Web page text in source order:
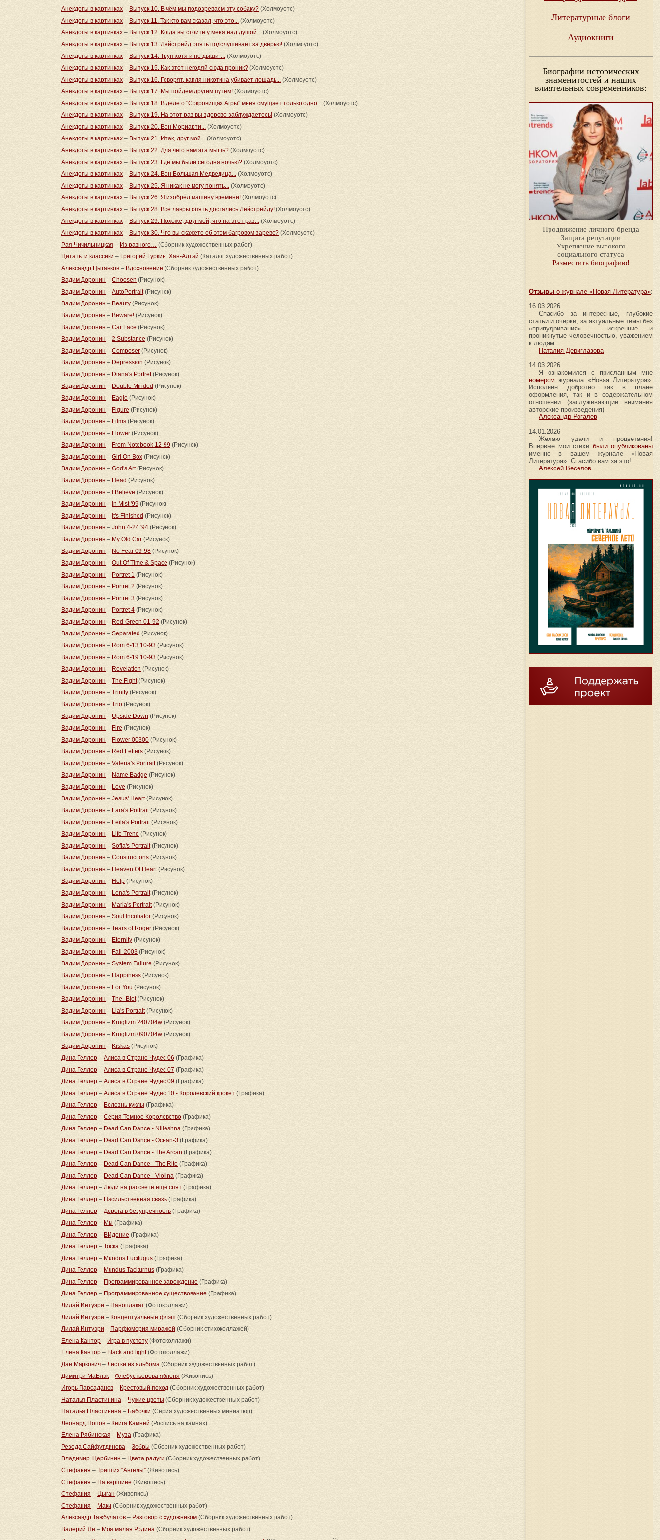
Анекдоты в картинках – Выпуск 10. В чём мы подозреваем эту собаку? (Холмоуотс)
Анекдоты в картинках – Выпуск 11. Так кто вам сказал, что это... (Холмоуотс)
Анекдоты в картинках – Выпуск 12. Когда вы стоите у меня над душой... (Холмоуотс)
Анекдоты в картинках – Выпуск 13. Лейстрейд опять подслушивает за дверью! (Холмоуотс)
Анекдоты в картинках – Выпуск 14. Труп хотя и не дышит... (Холмоуотс)
Анекдоты в картинках – Выпуск 15. Как этот негодяй сюда проник? (Холмоуотс)
Анекдоты в картинках – Выпуск 16. Говорят, капля никотина убивает лошадь... (Холмоуотс)
Анекдоты в картинках – Выпуск 17. Мы пойдём другим путём! (Холмоуотс)
Анекдоты в картинках – Выпуск 18. В деле о "Сокровищах Агры" меня смущает только одно... (Холмоуотс)
Анекдоты в картинках – Выпуск 19. На этот раз вы здорово заблуждаетесь! (Холмоуотс)
Анекдоты в картинках – Выпуск 20. Вон Мориарти... (Холмоуотс)
Анекдоты в картинках – Выпуск 21. Итак, друг мой... (Холмоуотс)
Анекдоты в картинках – Выпуск 22. Для чего нам эта мышь? (Холмоуотс)
Анекдоты в картинках – Выпуск 23. Где мы были сегодня ночью? (Холмоуотс)
Анекдоты в картинках – Выпуск 24. Вон Большая Медведица... (Холмоуотс)
Анекдоты в картинках – Выпуск 25. Я никак не могу понять... (Холмоуотс)
Анекдоты в картинках – Выпуск 26. Я изобрёл машину времени! (Холмоуотс)
Анекдоты в картинках – Выпуск 28. Все лавры опять достались Лейстрейду! (Холмоуотс)
Анекдоты в картинках – Выпуск 29. Похоже, друг мой, что на этот раз... (Холмоуотс)
Анекдоты в картинках – Выпуск 30. Что вы скажете об этом багровом зареве? (Холмоуотс)
Рая Чичильницкая – Из разного… (Сборник художественных работ)
Цитаты и классики – Григорий Гуркин. Хан-Алтай (Каталог художественных работ)
Александр Цыганков – Вдохновение (Сборник художественных работ)
Вадим Доронин – Choosen (Рисунок)
Вадим Доронин – AutoPortrait(Рисунок)
Вадим Доронин – Beauty (Рисунок)
Вадим Доронин – Beware! (Рисунок)
Вадим Доронин – Car Face (Рисунок)
Вадим Доронин –2 Substance (Рисунок)
Вадим Доронин – Composer (Рисунок)
Вадим Доронин – Depression (Рисунок)
Вадим Доронин – Diana's Portret(Рисунок)
Вадим Доронин – Double Minded (Рисунок)
Вадим Доронин – Eagle (Рисунок)
Вадим Доронин – Figure (Рисунок)
Вадим Доронин – Films (Рисунок)
Вадим Доронин – Flower (Рисунок)
Вадим Доронин – From Notebook 12-99 (Рисунок)
Вадим Доронин – Girl On Box (Рисунок)
Вадим Доронин – God's Art(Рисунок)
Вадим Доронин – Head (Рисунок)
Вадим Доронин – I Believe (Рисунок)
Вадим Доронин – In Mist '99 (Рисунок)
Вадим Доронин – It's Finished (Рисунок)
Вадим Доронин – John 4-24 '94 (Рисунок)
Вадим Доронин – My Old Car (Рисунок)
Вадим Доронин – No Fear 09-98 (Рисунок)
Вадим Доронин – Out Of Time & Space (Рисунок)
Вадим Доронин – Portret 1 (Рисунок)
Вадим Доронин – Portret 2 (Рисунок)
Вадим Доронин – Portret 3 (Рисунок)
Вадим Доронин – Portret 4 (Рисунок)
Вадим Доронин – Red-Green 01-92 (Рисунок)
Вадим Доронин –Separated (Рисунок)
Вадим Доронин – Rom 6-13 10-93 (Рисунок)
Вадим Доронин – Rom 6-19 10-93 (Рисунок)
Вадим Доронин – Revelation (Рисунок)
Вадим Доронин –The Fight(Рисунок)
Вадим Доронин – Trinity (Рисунок)
Вадим Доронин – Trio (Рисунок)
Вадим Доронин – Upside Down (Рисунок)
Вадим Доронин – Fire (Рисунок)
Вадим Доронин – Flower 00300 (Рисунок)
Вадим Доронин – Red Letters (Рисунок)
Вадим Доронин – Valeria's Portrait(Рисунок)
Вадим Доронин – Name Badge (Рисунок)
Вадим Доронин – Love (Рисунок)
Вадим Доронин – Jesus' Heart(Рисунок)
Вадим Доронин – Lara's Portrait(Рисунок)
Вадим Доронин – Leila's Portrait(Рисунок)
Вадим Доронин – Life Trend (Рисунок)
Вадим Доронин – Sofia's Portrait(Рисунок)
Вадим Доронин – Constructions (Рисунок)
Вадим Доронин – Heaven Of Heart(Рисунок)
Вадим Доронин – Help (Рисунок)
Вадим Доронин – Lena's Portrait(Рисунок)
Вадим Доронин – Maria's Portrait(Рисунок)
Вадим Доронин – Soul Incubator (Рисунок)
Вадим Доронин –Tears of Roger (Рисунок)
Вадим Доронин – Eternity (Рисунок)
Вадим Доронин – Fall-2003 (Рисунок)
Вадим Доронин – System Failure (Рисунок)
Вадим Доронин – Happiness (Рисунок)
Вадим Доронин – For You (Рисунок)
Вадим Доронин – The_Blot(Рисунок)
Вадим Доронин – Lia's Portrait(Рисунок)
Вадим Доронин – Kruglizm 240704w (Рисунок)
Вадим Доронин – Kruglizm 090704w (Рисунок)
Вадим Доронин – Kiskas (Рисунок)
Дина Геллер – Алиса в Стране Чудес 06 (Графика)
Дина Геллер – Алиса в Стране Чудес 07 (Графика)
Дина Геллер – Алиса в Стране Чудес 09 (Графика)
Дина Геллер – Алиса в Стране Чудес 10 - Королевский крокет (Графика)
Дина Геллер – Болезнь куклы (Графика)
Дина Геллер – Серия Темное Королевство (Графика)
Дина Геллер – Dead Can Dance - Nilleshna (Графика)
Дина Геллер – Dead Can Dance - Ocean-З (Графика)
Дина Геллер – Dead Can Dance - The Arcan (Графика)
Дина Геллер – Dead Can Dance - The Rite (Графика)
Дина Геллер – Dead Can Dance - Violina (Графика)
Дина Геллер – Люди на рассвете еще спят (Графика)
Дина Геллер – Насильственная связь (Графика)
Дина Геллер – Дорога в безупречность (Графика)
Дина Геллер – Мы (Графика)
Дина Геллер – ВИдение (Графика)
Дина Геллер – Тоска (Графика)
Дина Геллер – Mundus Lucifugus (Графика)
Дина Геллер – Mundus Taciturnus (Графика)
Дина Геллер – Программированное зарождение (Графика)
Дина Геллер – Программированное существование (Графика)
Лилай Интуэри – Наноплакат (Фотоколлажи)
Лилай Интуэри – Концептуальные флэш (Сборник художественных работ)
Лилай Интуэри – Парфюмерия миражей (Сборник стихоколлажей)
Елена Кантор – Игра в пустоту (Фотоколлажи)
Елена Кантор – Black and light(Фотоколлажи)
Дан Маркович – Листки из альбома (Сборник художественных работ)
Димитри МаБлэк– Флебустьерова яблоня (Живопись)
Игорь Парсаданов – Крестовый поход (Сборник художественных работ)
Наталья Пластинина – Чужие цветы (Сборник художественных работ)
Наталья Пластинина – Бабочки (Серия художественных миниатюр)
Леонард Попов – Книга Камней (Роспись на камнях)
Елена Рябинская – Муза (Графика)
Резеда Сайфутдинова – Зебры (Сборник художественных работ)
Владимир Щербинин – Цвета радуги (Сборник художественных работ)
Стефания – Триптих “Ангелы” (Живопись)
Стефания – На вершине (Живопись)
Стефания – Цыган (Живопись)
Стефания – Маки (Сборник художественных работ)
Александр Тажбулатов – Разговор с художником (Сборник художественных работ)
Валерий Ян – Моя малая Родина (Сборник художественных работ)
Литературные блоги
Аудиокниги
Биографии исторических
знаменитостей и наших
влиятельных современников:
Продвижение личного бренда
Защита репутации
Укрепление высокого
социального статуса
Разместить биографию!
Отзывы о журнале «Новая Литература»:
16.03.2026
Спасибо за интересные, глубокие
статьи и очерки, за актуальные темы без
«припудривания» – искренние и
проникнутые человечностью, уважением
к людям.
Наталия Дериглазова
14.03.2026
Я ознакомился с присланным мне
номером журнала «Новая Литература».
Исполнен добротно как в плане
оформления, так и в содержательном
отношении (заслуживающие внимания
авторские произведения).
Александр Рогалев
14.01.2026
Желаю удачи и процветания!
Впервые мои стихи были опубликованы
именно в вашем журнале «Новая
Литература». Спасибо вам за это!
Алексей Веселов